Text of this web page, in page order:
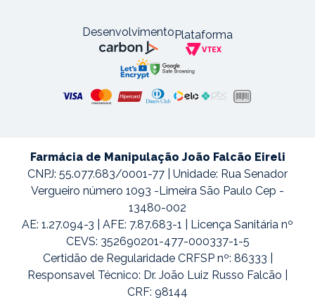
DesenvolvimentoPlataforma
Farmácia de Manipulação João Falcão Eireli
CNPJ: 55.077.683/0001-77 | Unidade: Rua Senador
Vergueiro número 1093 -Limeira São Paulo Cep -
13480-002
AE: 1.27.094-3 | AFE: 7.87.683-1 | Licença Sanitária nº
CEVS: 352690201-477-000337-1-5
Certidão de Regularidade CRFSP nº: 86333 |
Responsavel Técnico: Dr. João Luiz Russo Falcão |
CRF: 98144